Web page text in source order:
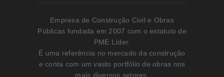
Empresa de Construção Civil e Obras
Públicas fundada em 2007 com o estatuto de
PME Líder.
É uma referência no mercado da construção
e conta com um vasto portfólio de obras nos
mais diversos setores.